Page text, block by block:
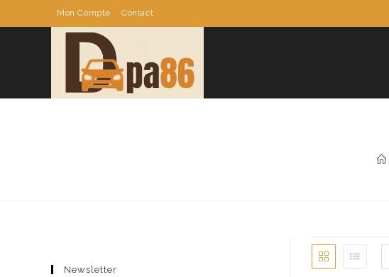
to
Mon Compte Contact
Newsletter